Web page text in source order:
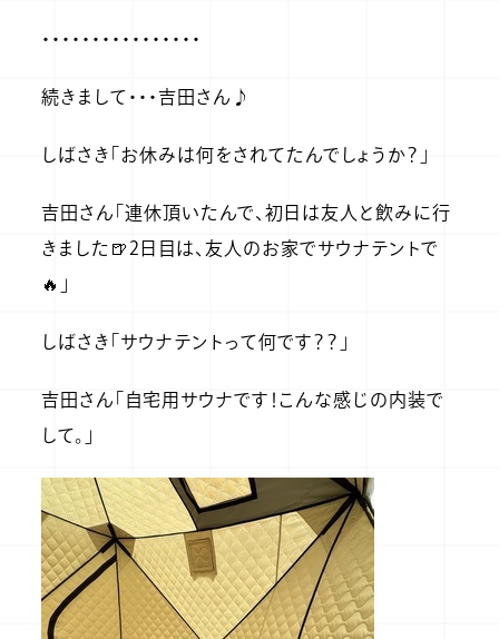
・・・・・・・・・・・・・・・・
続きまして・・・吉田さん♪
しばさき「お休みは何をされてたんでしょうか？」
吉田さん「連休頂いたんで、初日は友人と飲みに行
きました🍺2日目は、友人のお家でサウナテントで
🔥」
しばさき「サウナテントって何です？？」
吉田さん「自宅用サウナです！こんな感じの内装で
して。」